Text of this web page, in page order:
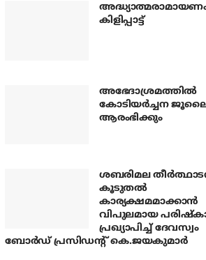
കിളിപ്പാട്ട്
അഭേദാശ്രമത്തില്‍
കോടിയര്‍ച്ചന ജൂലൈ
ആരംഭിക്കും
ശബരിമല
കൂടുതല്‍
കാര്യക്ഷമമാക്കാന്‍
വിപുലമായ
പ്രഖ്യാപിച്ച് ദേവസ്വം
ബോര്‍ഡ് പ്രസിഡന്റ് കെ.ജയകുമാര്‍